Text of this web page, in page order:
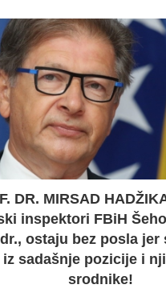
DR. MIRSAD
inspektori FBiH
ostaju bez posla jer
iz sadašnje pozicije i
srodnike!